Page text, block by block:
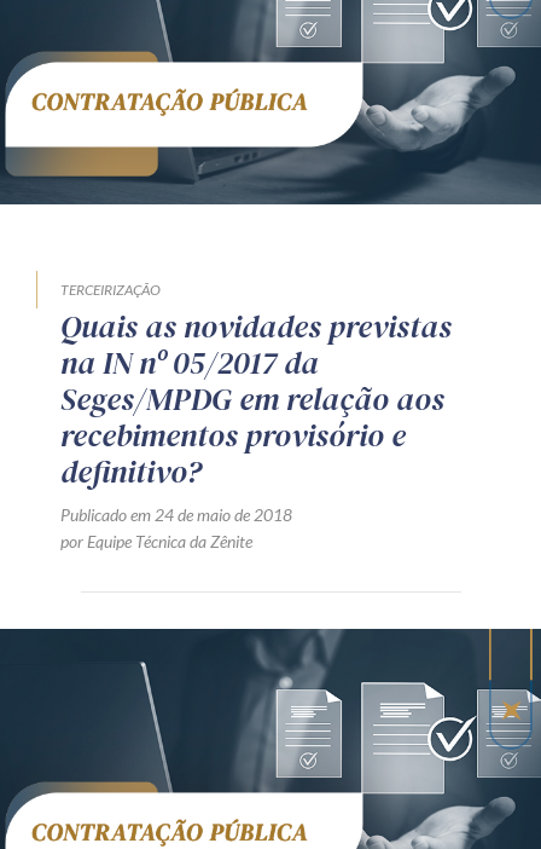
TERCEIRIZAÇÃO
Quais as novidades previstas
na IN nº 05/2017 da
Seges/MPDG em relação aos
recebimentos provisório e
definitivo?
Publicado em 24 de maio de 2018
por Equipe Técnica da Zênite